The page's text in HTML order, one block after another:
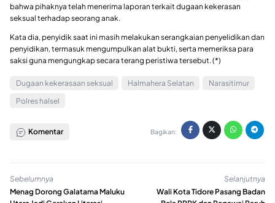
bahwa pihaknya telah menerima laporan terkait dugaan kekerasan
seksual terhadap seorang anak.
Kata dia, penyidik saat ini masih melakukan serangkaian penyelidikan dan
penyidikan, termasuk mengumpulkan alat bukti, serta memeriksa para
saksi guna mengungkap secara terang peristiwa tersebut. (*)
Dugaan kekerasaan seksual Halmahera Selatan
Narasitimur
Polres halsel
Komentar Bagikan:
Sebelumnya
Menag Dorong Galatama Maluku
Selanjutnya
Wali Kota Tidore Pasang Badan